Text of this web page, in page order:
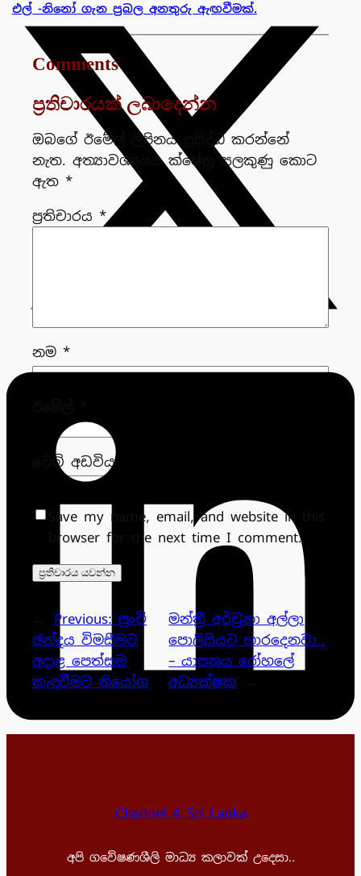
එල් -නිනෝ ගැන ප්‍රබල අනතුරු ඇඟවීමක්.
Comments
ප්‍රතිචාරයක් ලබාදෙන්න
ඔබගේ ඊමේල් ලිපිනය ප්‍රසිද්ධ කරන්නේ
නැත. අත්‍යාවශ්‍යයය ක්ෂේත්‍ර සලකුණු කොට
ඇත *
ප්‍රතිචාරය *
නම *
වෙබ් අඩවිය
Save my name, email, and website in this
browser for the next time I comment.
Previous: පුංචි
ඡන්දය විමසීමට
අදාළ පෙත්සම
කැඳවීමට නියෝග
මන්ත්‍රී අර්චුනා අල්ලා
පොලිසියට භාරදෙනවා..
– යාපනය රෝහලේ
අධ්‍යක්ෂක
Channel 4 Sri Lanka
අපි ගවේෂණශීලි මාධ්‍ය කලාවක් උදෙසා..